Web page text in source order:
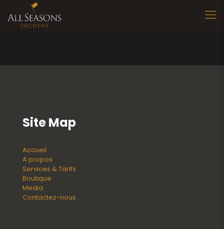
Site Map
Accueil
A propos
Services & Tarifs
Boutique
Media
Contactez-nous